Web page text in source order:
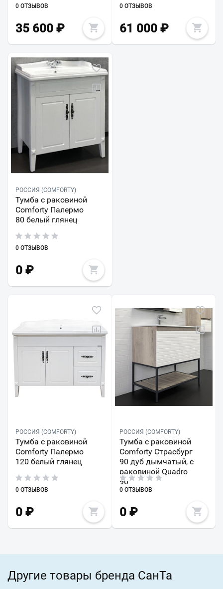
0 ОТЗЫВОВ
35 600 ₽
0 ОТЗЫВОВ
61 000₽
РОССИЯ (COMFORTY)
Тумба с раковиной
Comforty Палермо
80 белый глянец
0 ОТЗЫВОВ
0 ₽
РОССИЯ (COMFORTY)
Тумба с раковиной
Comforty Палермо
120 белый глянец
0 ОТЗЫВОВ
0 ₽
РОССИЯ (COMFORTY)
Тумба с раковиной
Comforty Страсбург
90 дуб дымчатый, с
раковиной Quadro
90
0 ОТЗЫВОВ
0₽
Другие товары бренда СанТа